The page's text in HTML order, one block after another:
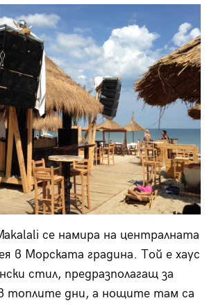
се намира на централната
в Морската градина. Той е хаус
стил, предразполагащ за
в топлите дни, а нощите там са